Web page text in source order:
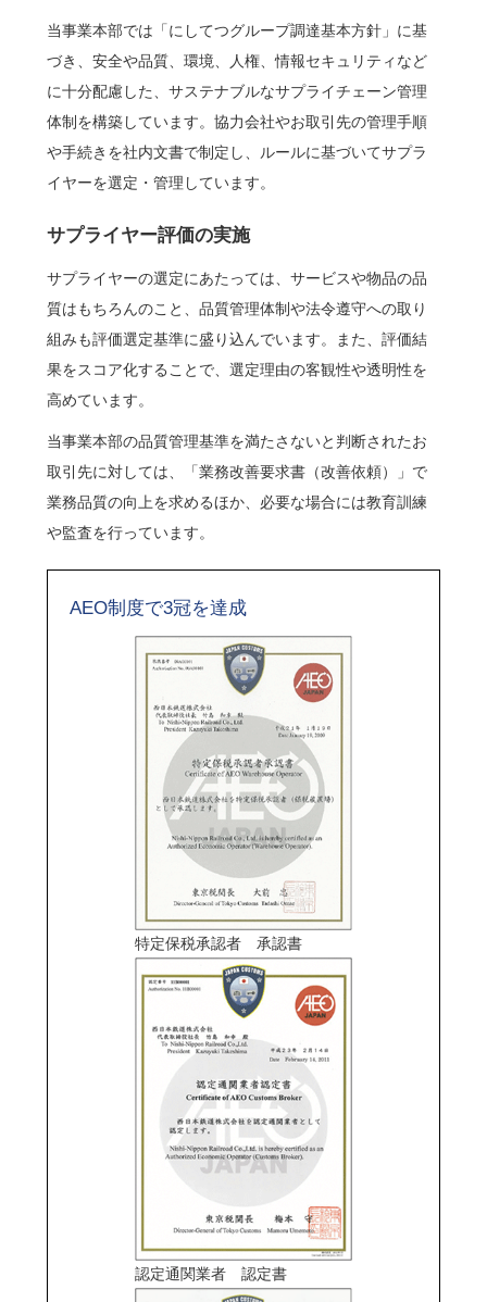
当事業本部では「にしてつグループ調達基本方針」に基
づき、安全や品質、環境、人権、情報セキュリティなど
に十分配慮した、サステナブルなサプライチェーン管理
体制を構築しています。協力会社やお取引先の管理手順
や手続きを社内文書で制定し、ルールに基づいてサプラ
イヤーを選定・管理しています。
サプライヤー評価の実施
サプライヤーの選定にあたっては、サービスや物品の品
質はもちろんのこと、品質管理体制や法令遵守への取り
組みも評価選定基準に盛り込んでいます。また、評価結
果をスコア化することで、選定理由の客観性や透明性を
高めています。
当事業本部の品質管理基準を満たさないと判断されたお
取引先に対しては、「業務改善要求書（改善依頼）」で
業務品質の向上を求めるほか、必要な場合には教育訓練
や監査を行っています。
AEO制度で3冠を達成
特定保税承認者 承認書
認定通関業者 認定書